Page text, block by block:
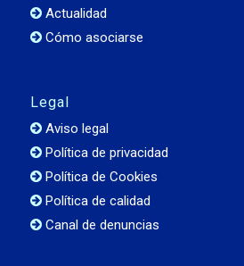
Actualidad
Cómo asociarse
Legal
Aviso legal
Política de privacidad
Política de Cookies
Política de calidad
Canal de denuncias